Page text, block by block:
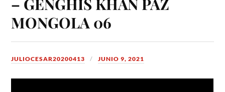
MONGOLA 06
JULIOCESAR20200413 JUNIO 9, 2021